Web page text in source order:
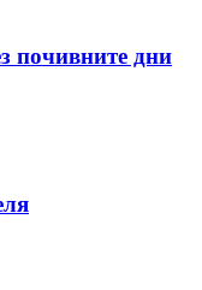
почивните дни